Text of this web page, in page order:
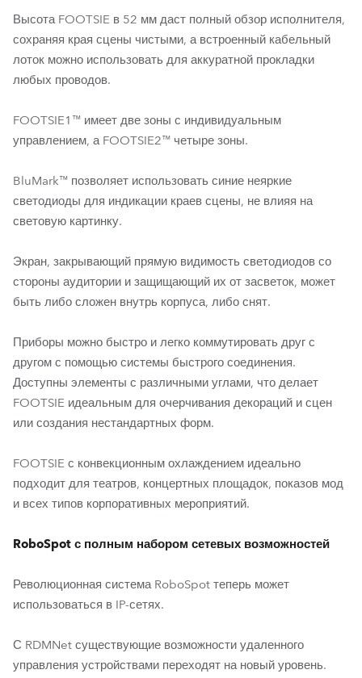
Высота FOOTSIE в 52 мм даст полный обзор исполнителя,
сохраняя края сцены чистыми, а встроенный кабельный
лоток можно использовать для аккуратной прокладки
любых проводов.
FOOTSIE1™ имеет две зоны с индивидуальным
управлением, а FOOTSIE2™ четыре зоны.
BluMark™ позволяет использовать синие неяркие
светодиоды для индикации краев сцены, не влияя на
световую картинку.
Экран, закрывающий прямую видимость светодиодов со
стороны аудитории и защищающий их от засветок, может
быть либо сложен внутрь корпуса, либо снят.
Приборы можно быстро и легко коммутировать друг с
другом с помощью системы быстрого соединения.
Доступны элементы с различными углами, что делает
FOOTSIE идеальным для очерчивания декораций и сцен
или создания нестандартных форм.
FOOTSIE с конвекционным охлаждением идеально
подходит для театров, концертных площадок, показов мод
и всех типов корпоративных мероприятий.
RoboSpot с полным набором сетевых возможностей
Революционная система RoboSpot теперь может
использоваться в IP-сетях.
С RDMNet существующие возможности удаленного
управления устройствами переходят на новый уровень.